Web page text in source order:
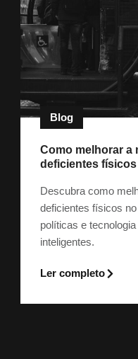
Blog
Como melhorar a
deficientes físicos
Descubra como
deficientes físicos
políticas e
inteligentes.
Ler completo